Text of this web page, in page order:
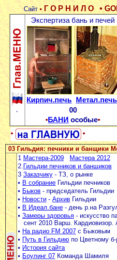
Сайт • Г О Р Н И Л О •
.
Экспертиза бань и печей
Кирпич.печь
Метал.печь
00
•БАНИ особые•
•
•
03 Гильдия: печники и банщики
1 Мастера-2009
Мастера 2012
2. Гильдии печников и банщиков
3 Заказчику - ТЗ, о рынке
• В собраниe Гильдии печников
• Быков - председатель Гильдии
• Новости - Архив Гильдии
• В Идеал.бане - день р.на
• Замеры здоровья - искусство
сент 2010 Варш. Кардиовизор.
• На радио FM 2007 с Быковым
• Путь в Гильдию по Цветному б-
• История сайта
• Боулинг 07 Команда Шамиля